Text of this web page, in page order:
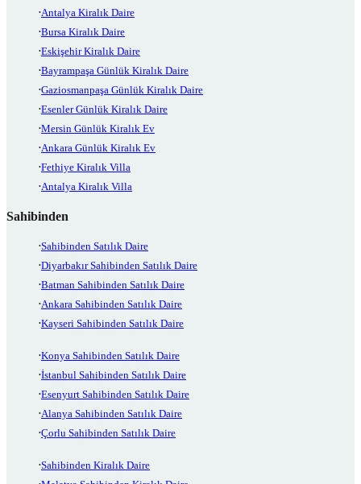
Antalya Kiralık Daire
Bursa Kiralık Daire
Eskişehir Kiralık Daire
Bayrampaşa Günlük Kiralık Daire
Gaziosmanpaşa Günlük Kiralık Daire
Esenler Günlük Kiralık Daire
Mersin Günlük Kiralık Ev
Ankara Günlük Kiralık Ev
Fethiye Kiralık Villa
Antalya Kiralık Villa
Sahibinden
Sahibinden Satılık Daire
Diyarbakır Sahibinden Satılık Daire
Batman Sahibinden Satılık Daire
Ankara Sahibinden Satılık Daire
Kayseri Sahibinden Satılık Daire
Konya Sahibinden Satılık Daire
İstanbul Sahibinden Satılık Daire
Esenyurt Sahibinden Satılık Daire
Alanya Sahibinden Satılık Daire
Çorlu Sahibinden Satılık Daire
Sahibinden Kiralık Daire